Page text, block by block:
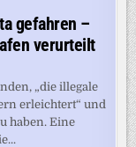
gefahren –
verurteilt
„die illegale
erleichtert“ und
haben. Eine